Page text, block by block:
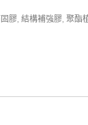
, 結構補強膠, 聚